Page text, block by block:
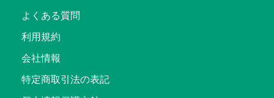
よくある質問
利用規約
会社情報
特定商取引法の表記